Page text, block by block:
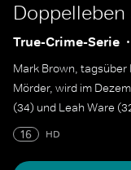
Doppelleben
True-Crime-Serie
Mark Brown,
Mörder, wird im
(34) und Leah Ware
16
HD